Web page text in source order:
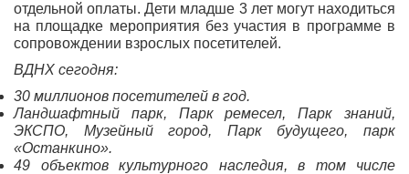
отдельной оплаты. Дети младше 3 лет могут находиться
на площадке мероприятия без участия в программе в
сопровождении взрослых посетителей.
ВДНХ сегодня:
30 миллионов посетителей в год.
Ландшафтный парк, Парк ремесел, Парк знаний,
ЭКСПО, Музейный город, Парк будущего, парк
«Останкино».
49 объектов культурного наследия, в том числе